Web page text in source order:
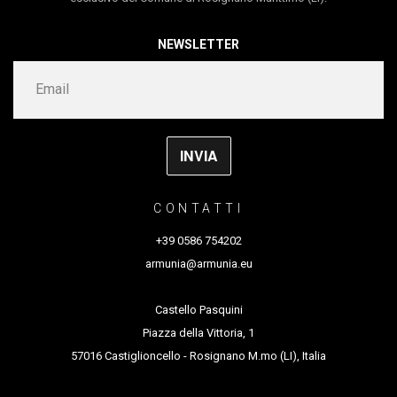
Abbondanza/Bertoni, Rovereto (IT), L’arboreto –
Teatro Dimora, Mondaino (IT). AtelierSì, Bologna
(IT), C.L.A.P.Spettacolodalvivo, Brescia (IT)
altri supportiCronopios – Teatro Petrella,
Longiano (IT), Vera Stasi – Progetti per la Scena,
Tuscania(IT), Network Anticorpi XL (IT) 2018
durata 40’
NEWSLETTER
CONTATTI
+39 0586 754202
armunia@armunia.eu
Castello Pasquini
Piazza della Vittoria, 1
57016 Castiglioncello - Rosignano M.mo (LI), Italia